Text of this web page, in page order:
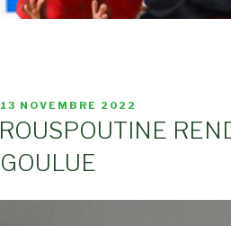
PUBLIÉ
13 NOVEMBRE 2022
ROUSPOUTINE
GOULUE